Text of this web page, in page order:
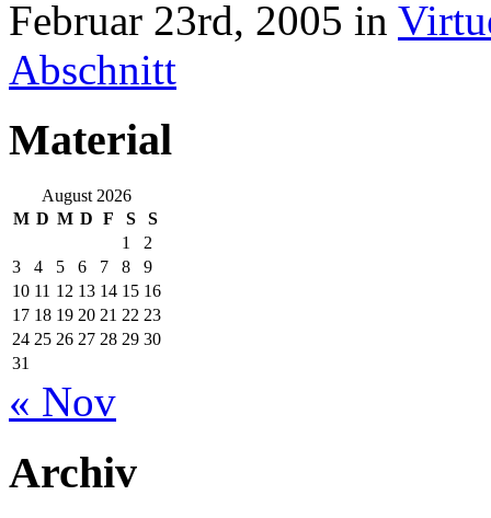
Februar 23rd, 2005 in
Abschnitt
Material
August 2026
M D M D F S
S
1
2
3
4 5 6 7 8
9
10 11 12 13 14 15 16
17 18 19 20 21 22 23
24 25 26 27 28 29 30
31
« Nov
Archiv